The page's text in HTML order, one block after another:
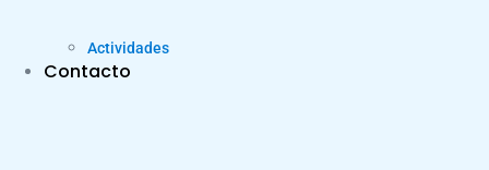
Actividades
Contacto